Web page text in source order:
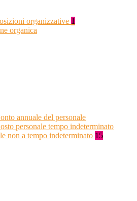
organizzative 1
organica
annuale del personale
personale tempo indeterminato
non a tempo indeterminato 15